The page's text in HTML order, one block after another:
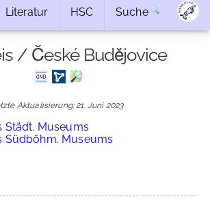
Literatur HSC Suche
/ České Budějovice
Aktualisierung: 21. Juni 2023
Städt. Museums
Südböhm. Museums